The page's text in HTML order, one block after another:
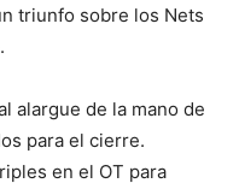
triunfo sobre los Nets
alargue de la mano de
para el cierre.
en el OT para